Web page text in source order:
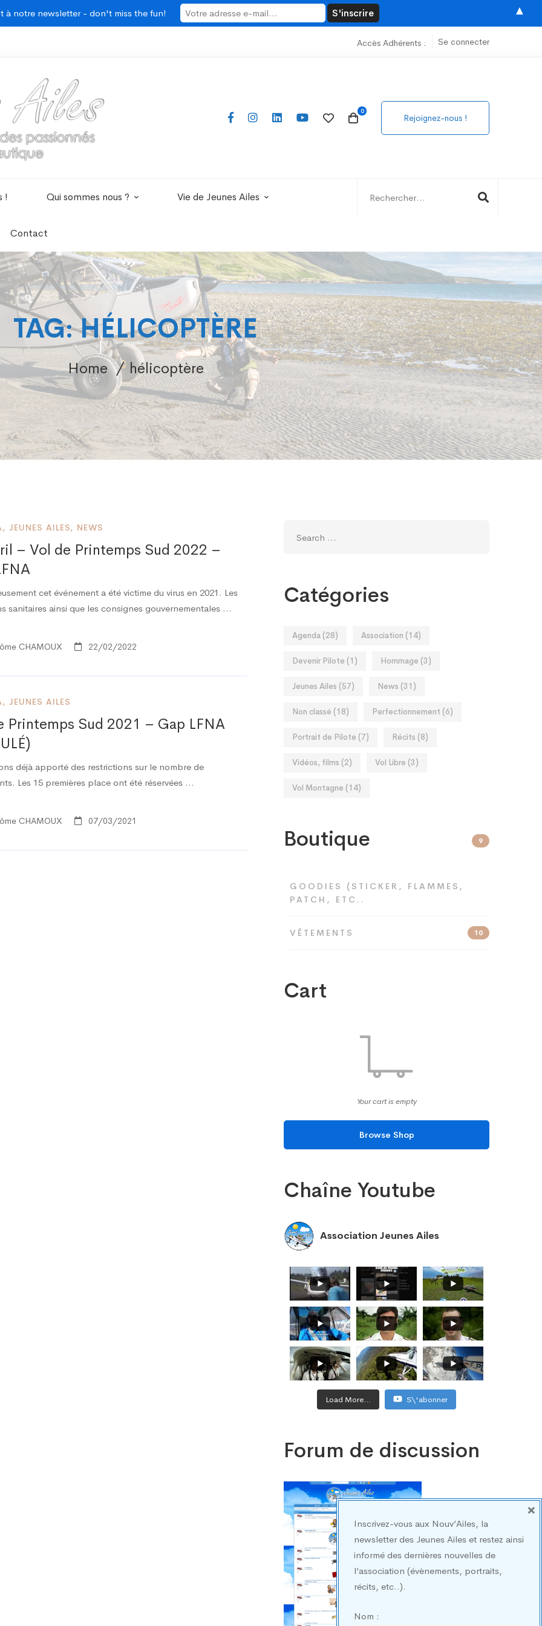
Accès Adhérents : Se connecter
Rejoignez-nous !
! Qui sommes nous ? Vie de Jeunes Ailes
Contact
for:
TAG: HÉLICOPTÈRE
Home hélicoptère
, JEUNES AILES, NEWS
– Vol de Printemps Sud 2022 –
cet événement a été victime du virus en 2021. Les
sanitaires ainsi que les consignes gouvernementales …
CHAMOUX 22/02/2022
, JEUNES AILES
Printemps Sud 2021 – Gap LFNA
déjà apporté des restrictions sur le nombre de
Les 15 premières place ont été réservées …
CHAMOUX 07/03/2021
Catégories
Agenda (28) Association (14)
Devenir Pilote (1) Hommage (3)
Jeunes Ailes (57) News (31)
Non classé (18) Perfectionnement (6)
Portrait de Pilote (7) Récits (8)
Vidéos, films (2) Vol Libre (3)
Vol Montagne (14)
Boutique
GOODIES (STICKER, FLAMMES,
PATCH, ETC..
9
VÊTEMENTS 10
Cart
Your cart is empty
Browse Shop
Chaîne Youtube
Association Jeunes Ailes
Load More... S\'abonner
Forum de discussion
à notre newsletter - don't miss the fun! ▲
Inscrivez-vous aux Nouv’Ailes, la
newsletter des Jeunes Ailes et restez ainsi
informé des dernières nouvelles de
l’association (évènements, portraits,
récits, etc..).
Nom :
×